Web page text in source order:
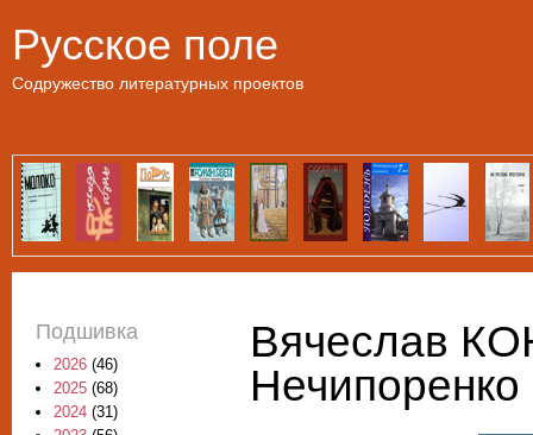
Русское поле
Содружество литературных проектов
Вячеслав
Подшивка
2026 (46)
2025 (68)
2024 (31)